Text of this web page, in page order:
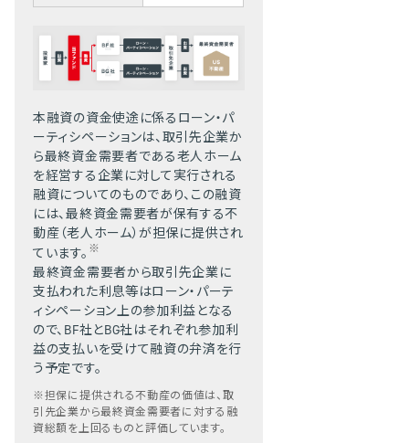
本融資の資金使途に係るローン・パ
ーティシペーションは、取引先企業か
ら最終資金需要者である老人ホーム
を経営する企業に対して実行される
融資についてのものであり、この融資
には、最終資金需要者が保有する不
動産（老人ホーム）が担保に提供され
ています。 ※
最終資金需要者から取引先企業に
支払われた利息等はローン・パーテ
ィシペーション上の参加利益となる
ので、BF社とBG社はそれぞれ参加利
益の支払いを受けて融資の弁済を行
う予定です。
※担保に提供される不動産の価値は、取
引先企業から最終資金需要者に対する融
資総額を上回るものと評価しています。